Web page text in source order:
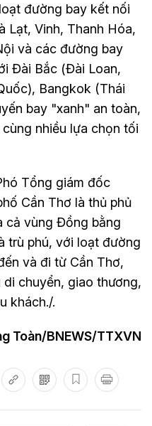
đường bay kết nối
Lạt, Vinh, Thanh Hóa,
và các đường bay
Đài Bắc (Đài Loan,
Bangkok (Thái
bay "xanh" an toàn,
nhiều lựa chọn tối
Tổng giám đốc
Cần Thơ là thủ phủ
cả vùng Đồng bằng
trù phú, với loạt đường
và đi từ Cần Thơ,
chuyển, giao thương,
khách./.
Toàn/BNEWS/TTXVN